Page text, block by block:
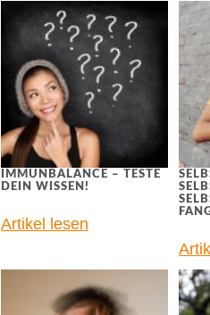
IMMUNBALANCE – TESTE
DEIN WISSEN!
Artikel lesen